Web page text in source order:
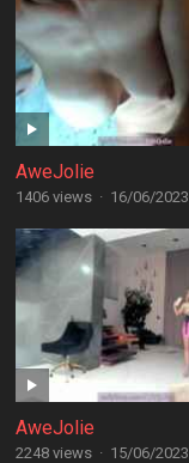
AweJolie
1406 views · 16/06/2023
AweJolie
2248 views · 15/06/2023